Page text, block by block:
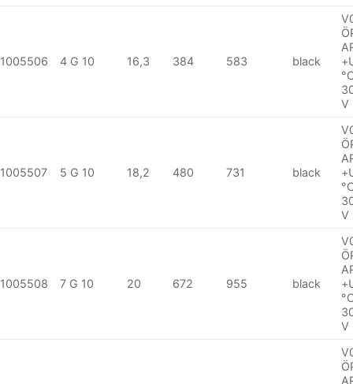
1005506 4 G 10 16,3 384 583 black
V
1005507 5 G 10 18,2 480 731 black
V
1005508 7 G 10 20 672 955 black
V